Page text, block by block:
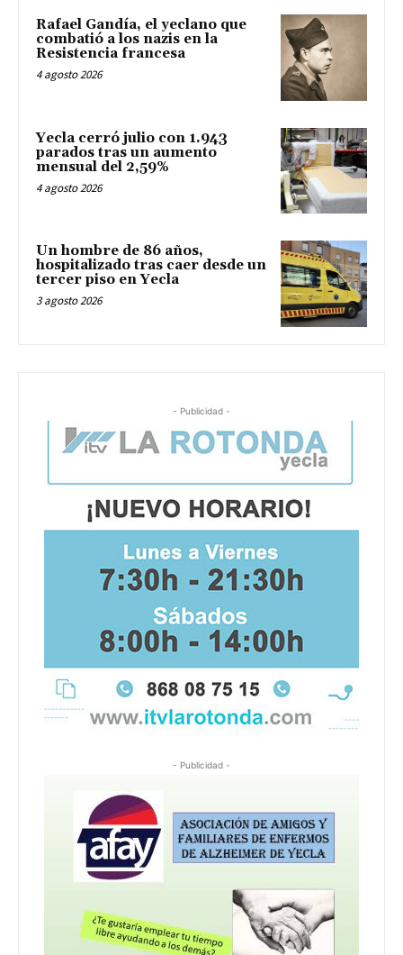
Rafael Gandía, el yeclano que
combatió a los nazis en la
Resistencia francesa
4 agosto 2026
Yecla cerró julio con 1.943
parados tras un aumento
mensual del 2,59%
4 agosto 2026
Un hombre de 86 años,
hospitalizado tras caer desde un
tercer piso en Yecla
3 agosto 2026
- Publicidad -
- Publicidad -